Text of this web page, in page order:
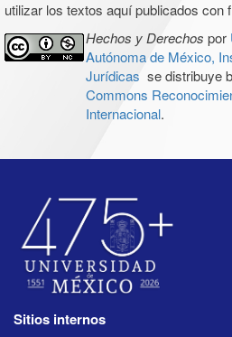
utilizar los textos aquí publicados con
Hechos y Derechos por
Autónoma de México,
Jurídicas se distribuye
Commons
Internacional.
Sitios internos